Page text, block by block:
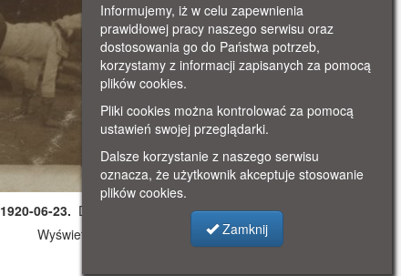
1920-06-23. Dodano: 2019-10-19 17:46
Wyświetlono: 2871
Informujemy, iż w celu zapewnienia
prawidłowej pracy naszego serwisu oraz
dostosowania go do Państwa potrzeb,
korzystamy z informacji zapisanych za pomocą
plików cookies.
Pliki cookies można kontrolować za pomocą
ustawień swojej przeglądarki.
Dalsze korzystanie z naszego serwisu
oznacza, że użytkownik akceptuje stosowanie
plików cookies.
Zamknij